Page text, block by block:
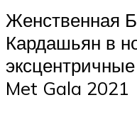
Женственная
Кардашьян в
Met Gala 2021